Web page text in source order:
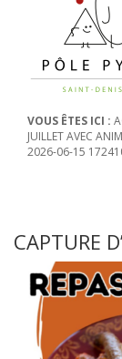
VOUS ÊTES ICI :
JUILLET AVEC
2026-06-15
CAPTURE